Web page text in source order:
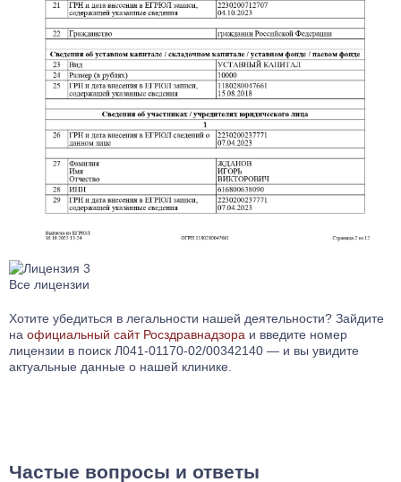
Все лицензии
Хотите убедиться в легальности нашей деятельности? Зайдите
на официальный сайт Росздравнадзора и введите номер
лицензии в поиск Л041-01170-02/00342140 — и вы увидите
актуальные данные о нашей клинике.
Частые вопросы и ответы